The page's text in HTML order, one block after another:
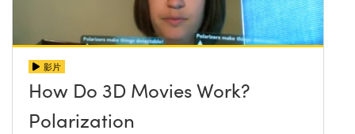
影片
How Do 3D Movies Work?
Polarization